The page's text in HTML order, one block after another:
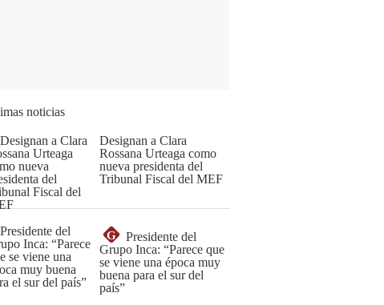
noticias
Designan a Clara
Rossana Urteaga como
nueva presidenta del
Tribunal Fiscal del MEF
G
Presidente del
Grupo Inca: “Parece que
se viene una época muy
buena para el sur del
país”